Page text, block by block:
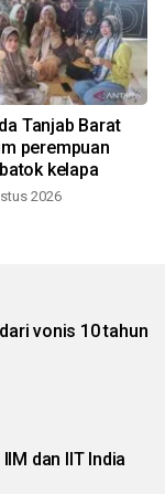
Tanjab Barat
perempuan
kelapa
2026
vonis 10 tahun
dan IIT India